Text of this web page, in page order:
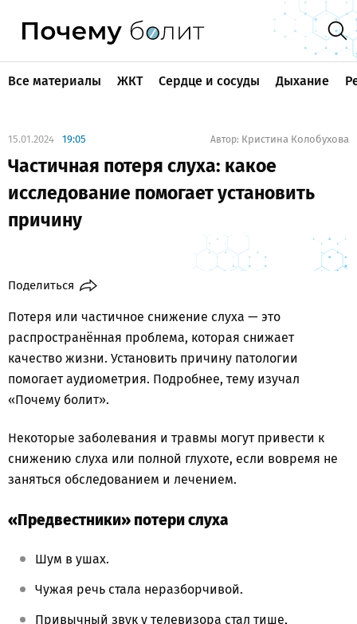
Все материалы ЖКТ Сердце и сосуды Дыхание
15.01.2024 19:05 Автор: Кристина Колобухова
Частичная потеря слуха: какое
исследование помогает установить
причину
Поделиться
Потеря или частичное снижение слуха — это
распространённая проблема, которая снижает
качество жизни. Установить причину патологии
помогает аудиометрия. Подробнее, тему изучал
«Почему болит».
Некоторые заболевания и травмы могут привести к
снижению слуха или полной глухоте, если вовремя не
заняться обследованием и лечением.
«Предвестники» потери слуха
Шум в ушах.
Чужая речь стала неразборчивой.
Привычный звук у телевизора стал тише,